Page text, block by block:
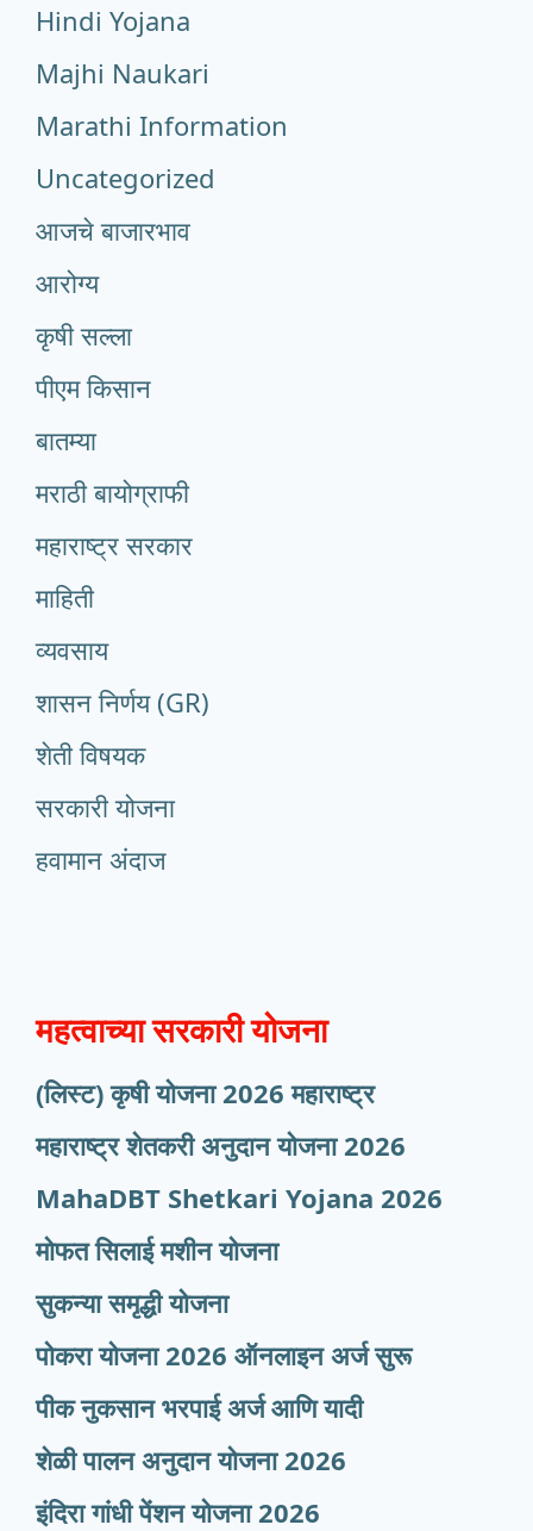
Hindi Yojana
Majhi Naukari
Marathi Information
Uncategorized
आजचे बाजारभाव
आरोग्य
कृषी सल्ला
पीएम किसान
बातम्या
मराठी बायोग्राफी
महाराष्ट्र सरकार
माहिती
व्यवसाय
शासन निर्णय (GR)
शेती विषयक
सरकारी योजना
हवामान अंदाज
महत्वाच्या सरकारी योजना
(लिस्ट) कृषी योजना 2026 महाराष्ट्र
महाराष्ट्र शेतकरी अनुदान योजना 2026
MahaDBT Shetkari Yojana 2026
मोफत सिलाई मशीन योजना
सुकन्या समृद्धी योजना
पोकरा योजना 2026 ऑनलाइन अर्ज सुरू
पीक नुकसान भरपाई अर्ज आणि यादी
शेळी पालन अनुदान योजना 2026
इंदिरा गांधी पेंशन योजना 2026